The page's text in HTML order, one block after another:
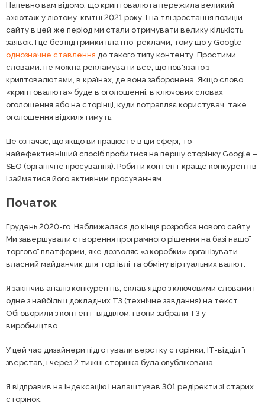
Напевно вам відомо, що криптовалюта пережила великий
ажіотаж у лютому-квітні 2021 року. І на тлі зростання позицій
сайту в цей же період ми стали отримувати велику кількість
заявок. І це без підтримки платної реклами, тому що у Google
однозначне ставлення до такого типу контенту. Простими
словами: не можна рекламувати все, що пов'язано з
криптовалютами, в країнах, де вона заборонена. Якщо слово
«криптовалюта» буде в оголошенні, в ключових словах
оголошення або на сторінці, куди потрапляє користувач, таке
оголошення відхилятимуть.
Це означає, що якщо ви працюєте в цій сфері, то
найефективніший спосіб пробитися на першу сторінку Google –
SEO (органічне просування). Робити контент краще конкурентів
і займатися його активним просуванням.
Початок
Грудень 2020-го. Наближалася до кінця розробка нового сайту.
Ми завершували створення програмного рішення на базі нашої
торгової платформи, яке дозволяє «з коробки» організувати
власний майданчик для торгівлі та обміну віртуальних валют.
Я закінчив аналіз конкурентів, склав ядро ​​з ключовими словами і
одне з найбільш докладних ТЗ (технічне завдання) на текст.
Обговорили з контент-відділом, і вони забрали ТЗ у
виробництво.
У цей час дизайнери підготували верстку сторінки, IT-відділ її
зверстав, і через 2 тижні сторінка була опублікована.
Я відправив на індексацію і налаштував 301 редіректи зі старих
сторінок.